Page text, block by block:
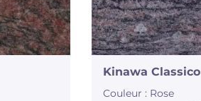
Kinawa Classico
Couleur : Rose